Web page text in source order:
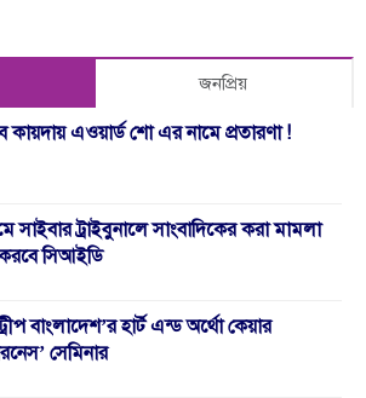
জনপ্রিয়
কায়দায় এওয়ার্ড শো এর নামে প্রতারণা !
সাইবার ট্রাইবুনালে সাংবাদিকের করা মামলা
সিআইডি
বাংলাদেশ’র হার্ট এন্ড অর্থো কেয়ার
সেমিনার